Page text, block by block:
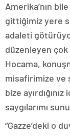
Amerika’nın
gittiğimiz yere
adaleti
düzenleyen
Hocama,
misafirimize ve
bize
saygılarımı
“Gazze’deki o